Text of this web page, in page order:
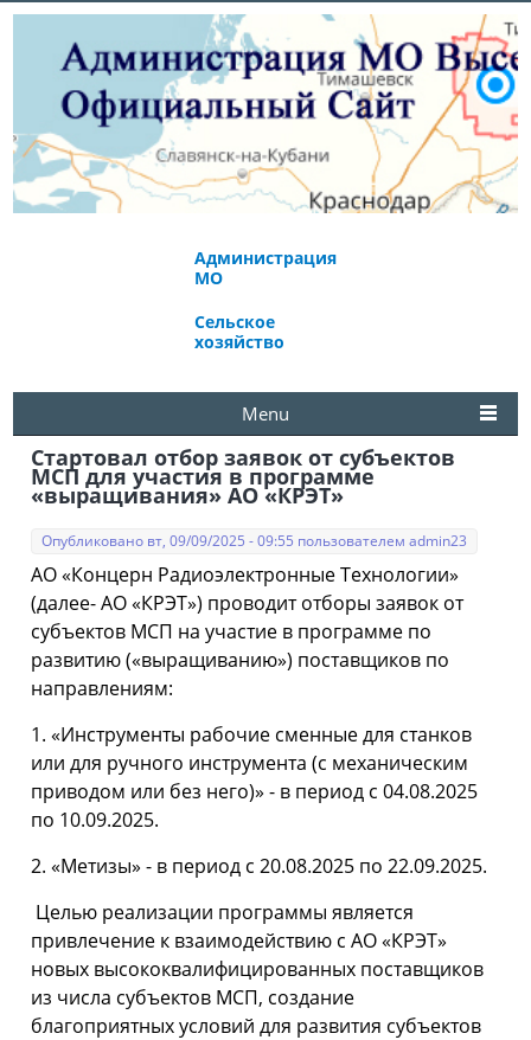
Администрация
МО
Сельское
хозяйство
Menu
Стартовал отбор заявок от субъектов
МСП для участия в программе
«выращивания» АО «КРЭТ»
Опубликовано вт, 09/09/2025 - 09:55 пользователемadmin23
АО «Концерн Радиоэлектронные Технологии»
(далее- АО «КРЭТ») проводит отборы заявок от
субъектов МСП на участие в программе по
развитию («выращиванию») поставщиков по
направлениям:
1. «Инструменты рабочие сменные для станков
или для ручного инструмента (с механическим
приводом или без него)» - в период с 04.08.2025
по 10.09.2025.
2. «Метизы» - в период с 20.08.2025 по 22.09.2025.
Целью реализации программы является
привлечение к взаимодействию с АО «КРЭТ»
новых высококвалифицированных поставщиков
из числа субъектов МСП, создание
благоприятных условий для развития субъектов